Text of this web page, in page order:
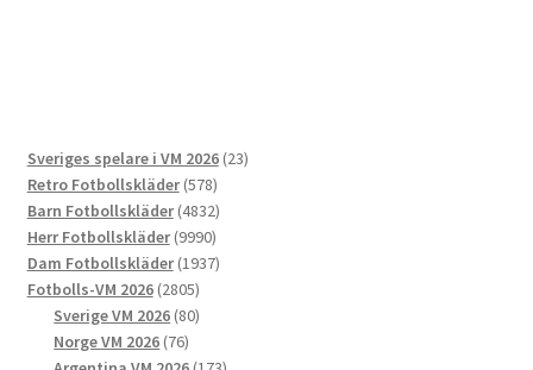
Sveriges spelare i VM 2026 2323
Retro Fotbollskläder 578578
produkter
Barn Fotbollskläder 48324832
produkter
Herr Fotbollskläder 99909990
produkter
Dam Fotbollskläder 19371937
Fotbolls-VM 2026 28052805
produkter
Sverige VM 2026 8080
Norge VM 2026 7676